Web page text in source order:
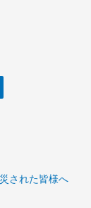
された皆様へ